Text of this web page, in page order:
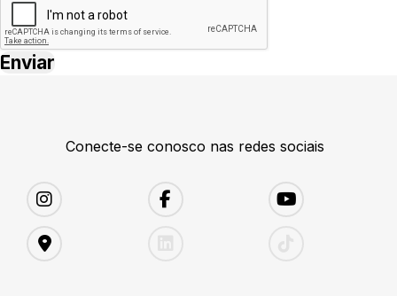
Conecte-se conosco nas redes sociais